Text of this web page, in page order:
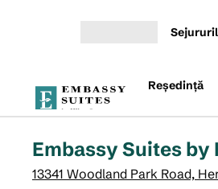
Reşedinţă
Embassy Suites
13341 Woodland Park Road,